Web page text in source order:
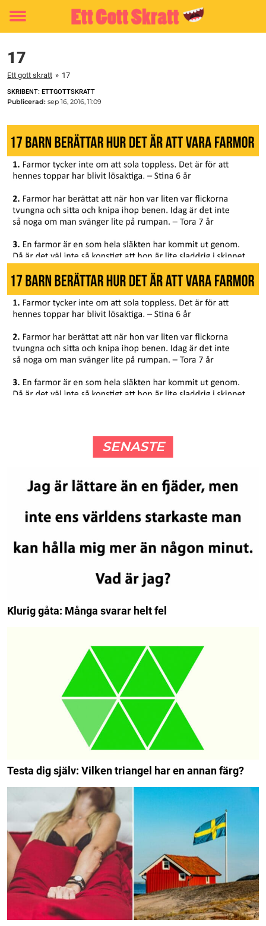
Toggle
17
Ett gott skratt » 17
SKRIBENT: ETTGOTTSKRATT
Publicerad: sep 16, 2016, 11:09
SENASTE
Klurig gåta: Många svarar helt fel
Testa dig själv: Vilken triangel har en annan färg?